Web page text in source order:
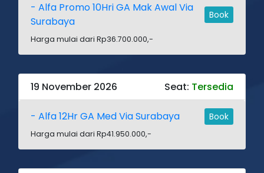
- Alfa Promo 10Hri GA Mak Awal Via
Surabaya
Book
Harga mulai dari Rp36.700.000,-
19 November 2026 Seat: Tersedia
- Alfa 12Hr GA Med Via Surabaya Book
Harga mulai dari Rp41.950.000,-